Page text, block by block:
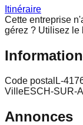
Itinéraire
Cette entreprise
gérez ? Utilisez le
Code postal L-
VilleESCH-SUR-
Annonces